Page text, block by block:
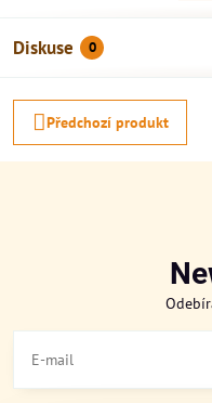
Diskuse 0
Předchozí produkt